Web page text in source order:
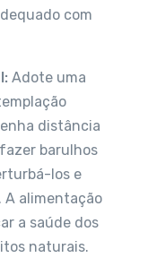
com
Adote uma
distância
barulhos
los e
alimentação
a saúde dos
naturais.